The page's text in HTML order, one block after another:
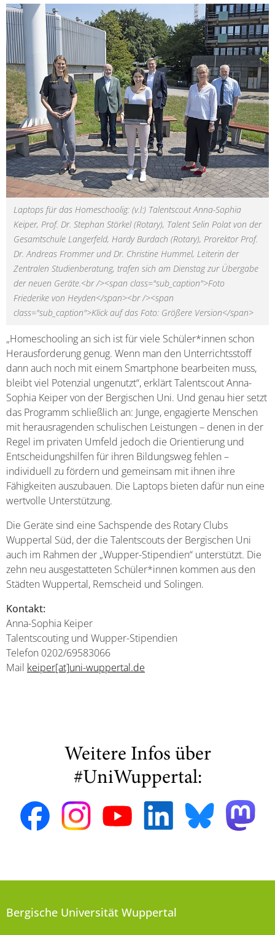
Laptops für das Homeschoolig: (v.l:) Talentscout Anna-Sophia
Keiper, Prof. Dr. Stephan Störkel (Rotary), Talent Selin Polat von der
Gesamtschule Langerfeld, Hardy Burdach (Rotary), Prorektor Prof.
Dr. Andreas Frommer und Dr. Christine Hummel, Leiterin der
Zentralen Studienberatung, trafen sich am Dienstag zur Übergabe
der neuen Geräte.<br /><span class="sub_caption">Foto
Friederike von Heyden</span><br /><span
class="sub_caption">Klick auf das Foto: Größere Version</span>
„Homeschooling an sich ist für viele Schüler*innen schon
Herausforderung genug. Wenn man den Unterrichtsstoff
dann auch noch mit einem Smartphone bearbeiten muss,
bleibt viel Potenzial ungenutzt“, erklärt Talentscout Anna-
Sophia Keiper von der Bergischen Uni. Und genau hier setzt
das Programm schließlich an: Junge, engagierte Menschen
mit herausragenden schulischen Leistungen – denen in der
Regel im privaten Umfeld jedoch die Orientierung und
Entscheidungshilfen für ihren Bildungsweg fehlen –
individuell zu fördern und gemeinsam mit ihnen ihre
Fähigkeiten auszubauen. Die Laptops bieten dafür nun eine
wertvolle Unterstützung.
Die Geräte sind eine Sachspende des Rotary Clubs
Wuppertal Süd, der die Talentscouts der Bergischen Uni
auch im Rahmen der „Wupper-Stipendien“ unterstützt. Die
zehn neu ausgestatteten Schüler*innen kommen aus den
Städten Wuppertal, Remscheid und Solingen.
Kontakt:
Anna-Sophia Keiper
Talentscouting und Wupper-Stipendien
Telefon 0202/69583066
Mail keiper[at]uni-wuppertal.de
Weitere Infos über
#UniWuppertal:
Bergische Universität Wuppertal